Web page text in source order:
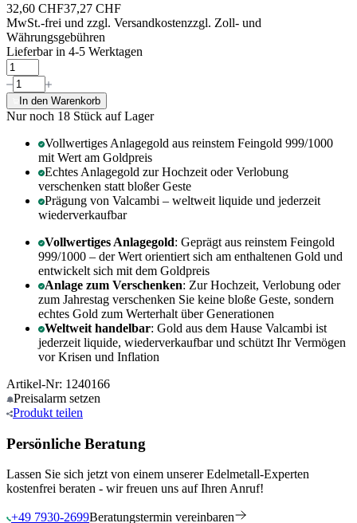
32,60 CHF37,27 CHF
MwSt.-frei und zzgl. Versandkostenzzgl. Zoll- und
Währungsgebühren
Lieferbar in 4-5 Werktagen
In den Warenkorb
Nur noch 18 Stück auf Lager
Vollwertiges Anlagegold aus reinstem Feingold 999/1000
mit Wert am Goldpreis
Echtes Anlagegold zur Hochzeit oder Verlobung
verschenken statt bloßer Geste
Prägung von Valcambi – weltweit liquide und jederzeit
wiederverkaufbar
Vollwertiges Anlagegold: Geprägt aus reinstem Feingold
999/1000 – der Wert orientiert sich am enthaltenen Gold und
entwickelt sich mit dem Goldpreis
Anlage zum Verschenken: Zur Hochzeit, Verlobung oder
zum Jahrestag verschenken Sie keine bloße Geste, sondern
echtes Gold zum Werterhalt über Generationen
Weltweit handelbar: Gold aus dem Hause Valcambi ist
jederzeit liquide, wiederverkaufbar und schützt Ihr Vermögen
vor Krisen und Inflation
Artikel-Nr: 1240166
Preisalarm setzen
Produkt teilen
Persönliche Beratung
Lassen Sie sich jetzt von einem unserer Edelmetall-Experten
kostenfrei beraten - wir freuen uns auf Ihren Anruf!
+49 7930-2699Beratungstermin vereinbaren